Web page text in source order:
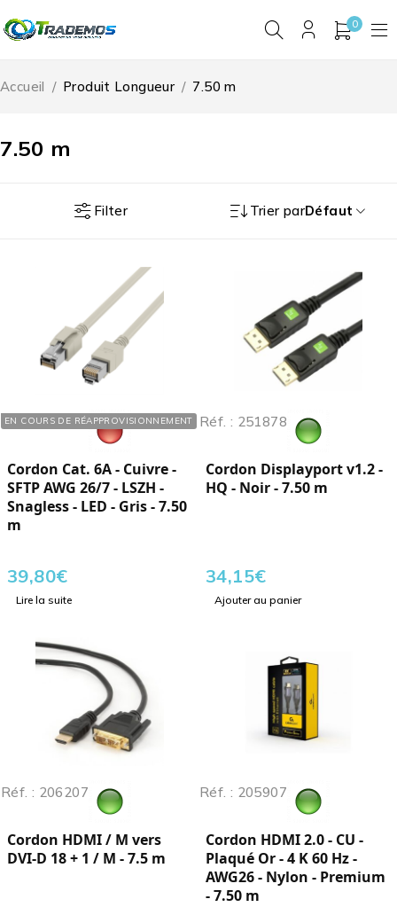
0
7.50 m
Accueil / Produit Longueur / 7.50 m
Filter Trier parDéfaut
EN COURS DE RÉAPPROVISIONNEMENT
Réf. : 119070
Cordon Cat. 6A - Cuivre -
SFTP AWG 26/7 - LSZH -
Snagless - LED - Gris - 7.50
m
39,80€
Lire la suite
Réf. : 251878
Cordon Displayport v1.2 -
HQ - Noir - 7.50 m
34,15€
Ajouter au panier
Réf. : 206207
Cordon HDMI / M vers
DVI-D 18 + 1 / M - 7.5 m
Réf. : 205907
Cordon HDMI 2.0 - CU -
Plaqué Or - 4 K 60 Hz -
AWG26 - Nylon - Premium
- 7.50 m